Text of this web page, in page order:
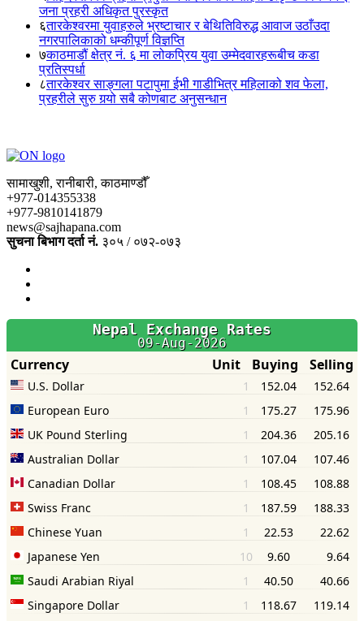
जना प्रहरी अधिकृत पुरस्कृत
६तारकेश्वरमा युवाहरुले भ्रष्टाचार र बेथितिविरुद्ध आवाज उठाँउदा
नगरपालिकाको धम्कीपूर्ण विज्ञप्ति
७काठमाडौं क्षेत्र नं. ६ मा लोकप्रिय युवा उम्मेदवारहरूबीच कडा
प्रतिस्पर्धा
८तारकेश्वर साङ्गला पटापुमा ईभी गाडीभित्र महिलाको शव फेला,
प्रहरीले सुरु गर्‍यो सबै कोणबाट अनुसन्धान
सामाखुशी, रानीबारी, काठमाण्डौँ
+977-014355338
+977-9810141879
news@sajhapana.com
सुचना बिभाग दर्ता नं. ३०५ / ०७२-०७३